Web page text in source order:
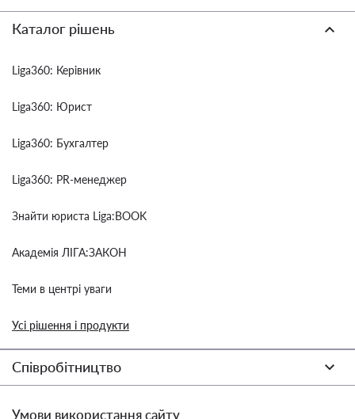
Каталог рішень
Liga360: Керівник
Liga360: Юрист
Liga360: Бухгалтер
Liga360: PR-менеджер
Знайти юриста Liga:BOOK
Академія ЛІГА:ЗАКОН
Теми в центрі уваги
Усі рішення і продукти
Співробітництво
Умови використання сайту